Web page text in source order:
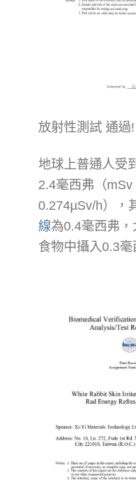
放射性測試 通過!
地球上普通人受
2.4毫西弗（
0.274µSv/h），
線為0.4毫西弗，
食物中攝入0.3毫